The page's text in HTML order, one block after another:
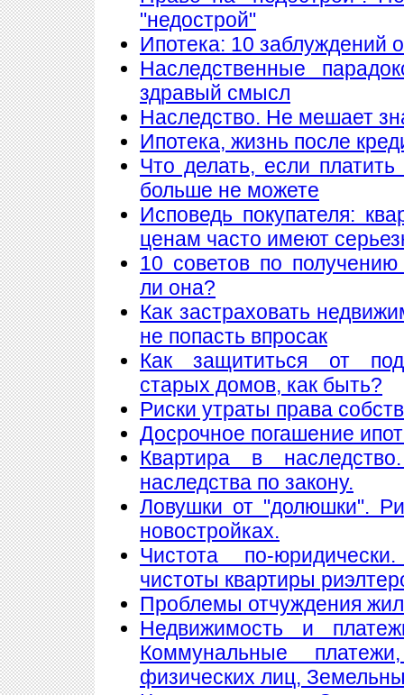
"недострой"
Ипотека: 10 заблуждений
Наследственные
здравый смысл
Наследство. Не мешает
Ипотека, жизнь после
Что делать, если
больше не можете
Исповедь покупателя:
ценам часто имеют
10 советов по
ли она?
Как застраховать
не попасть впросак
Как защититься от
старых домов, как быть?
Риски утраты права
Досрочное погашение
Квартира в
наследства по закону.
Ловушки от "долюшки".
новостройках.
Чистота по-
чистоты квартиры
Проблемы отчуждения
Недвижимость и
Коммунальные
физических лиц,